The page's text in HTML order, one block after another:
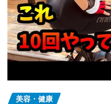
美容・健康